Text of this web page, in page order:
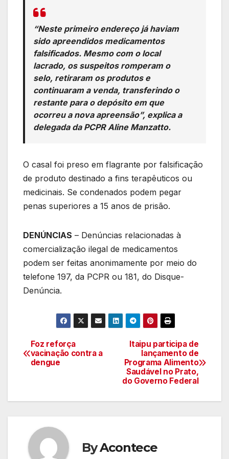
“Neste primeiro endereço já haviam
sido apreendidos medicamentos
falsificados. Mesmo com o local
lacrado, os suspeitos romperam o
selo, retiraram os produtos e
continuaram a venda, transferindo o
restante para o depósito em que
ocorreu a nova apreensão”, explica a
delegada da PCPR Aline Manzatto.
O casal foi preso em flagrante por falsificação
de produto destinado a fins terapêuticos ou
medicinais. Se condenados podem pegar
penas superiores a 15 anos de prisão.
DENÚNCIAS – Denúncias relacionadas à
comercialização ilegal de medicamentos
podem ser feitas anonimamente por meio do
telefone 197, da PCPR ou 181, do Disque-
Denúncia.
Navegação
de
Itaipu participa de
lançamento de
Programa Alimento
Saudável no Prato,
do Governo Federal
Foz reforça
vacinação contra a
dengue
ByAcontece